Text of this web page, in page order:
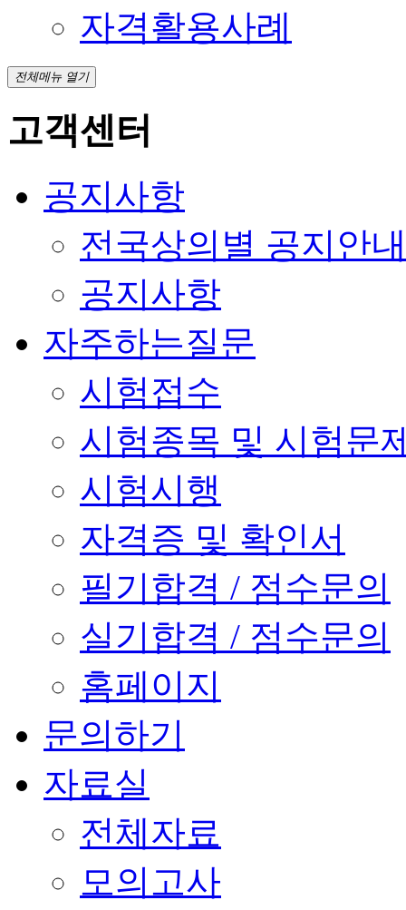
자격활용사례
전체메뉴 열기
고객센터
공지사항
전국상의별 공지안내
공지사항
자주하는질문
시험접수
시험종목 및 시험문
시험시행
자격증 및 확인서
필기합격 / 점수문의
실기합격 / 점수문의
홈페이지
문의하기
자료실
전체자료
모의고사